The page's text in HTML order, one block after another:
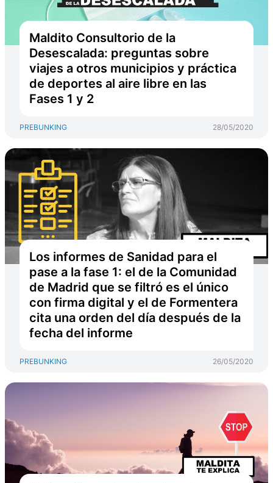
Maldito Consultorio de la
Desescalada: preguntas sobre
viajes a otros municipios y práctica
de deportes al aire libre en las
Fases 1 y 2
PREBUNKING 28/05/2020
Los informes de Sanidad para el
pase a la fase 1: el de la Comunidad
de Madrid que se filtró es el único
con firma digital y el de Formentera
cita una orden del día después de la
fecha del informe
PREBUNKING 26/05/2020